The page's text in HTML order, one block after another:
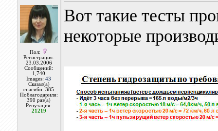
Пол:
Регистрация:
23.03.2006
Сообщений:
1,740
Images:43
Сказал(а)
спасибо: 385
Поблагодарили:
390 раз(а)
Репутация:
21219
Вот такие тесты
некоторые